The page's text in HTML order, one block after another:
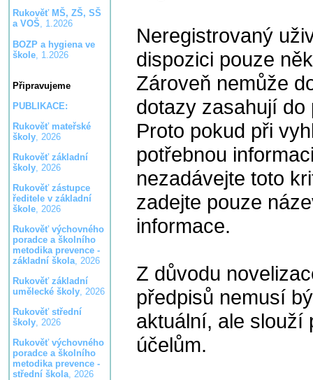
Rukověť MŠ, ZŠ, SŠ
a VOŠ, 1.2026
BOZP a hygiena ve
škole, 1.2026
Připravujeme
PUBLIKACE:
Rukověť mateřské
školy, 2026
Rukověť základní
školy, 2026
Rukověť zástupce
ředitele v základní
škole, 2026
Rukověť výchovného
poradce a školního
metodika prevence -
základní škola, 2026
Rukověť základní
umělecké školy, 2026
Rukověť střední
školy, 2026
Rukověť výchovného
poradce a školního
metodika prevence -
střední škola, 2026
Neregistrovaný
dispozici pouze
Zároveň nemůže
dotazy zasahují
Proto pokud při
potřebnou
nezadávejte toto
zadejte pouze
informace.
Z důvodu
předpisů nemusí
aktuální, ale slouží
účelům.